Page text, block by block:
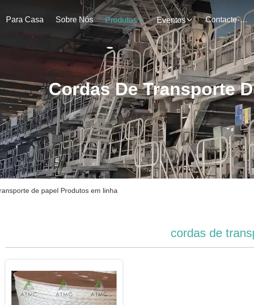
Para Casa Sobre Nós Produtos Eventos Contacte-Nos
Cordas De Transporte
de papel Produtos em linha
cordas de